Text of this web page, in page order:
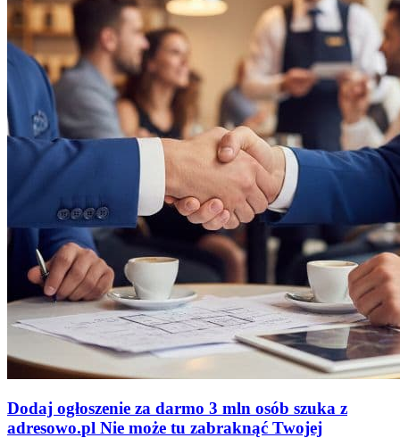
Dodaj ogłoszenie za darmo 3 mln osób szuka z
adresowo.pl Nie może tu zabraknąć Twojej